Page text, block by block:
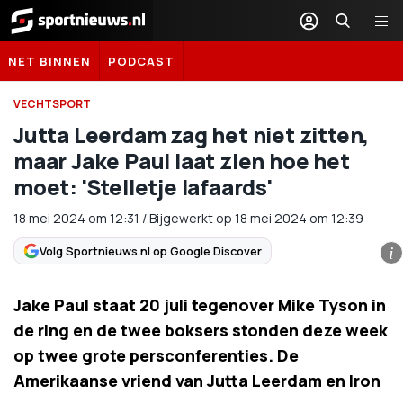
Sportnieuws.nl
NET BINNEN PODCAST
VECHTSPORT
Jutta Leerdam zag het niet zitten,
maar Jake Paul laat zien hoe het
moet: 'Stelletje lafaards'
18 mei 2024 om 12:31 /Bijgewerkt op 18 mei 2024 om 12:39
Volg Sportnieuws.nl op Google Discover i
Jake Paul staat 20 juli tegenover Mike Tyson in
de ring en de twee boksers stonden deze week
op twee grote persconferenties. De
Amerikaanse vriend van Jutta Leerdam en Iron